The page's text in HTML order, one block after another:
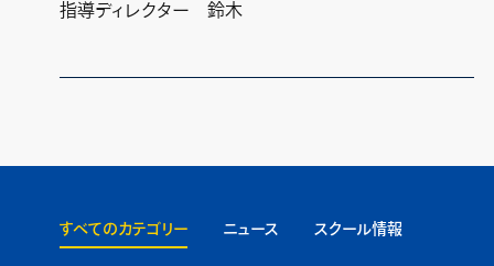
指導ディレクター 鈴木
すべてのカテゴリー ニュース スクール情報